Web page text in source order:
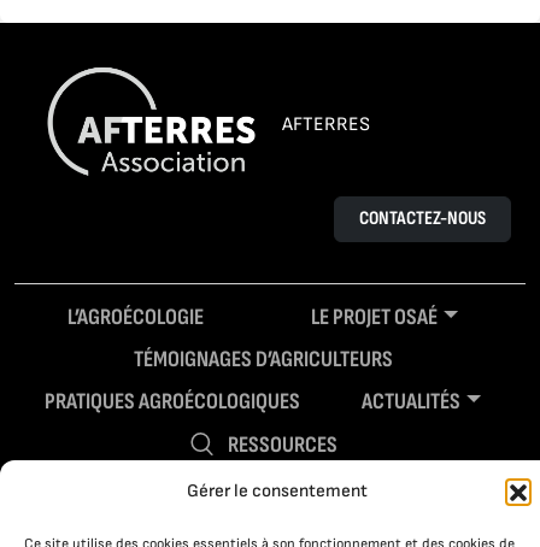
Gérer le consentement
AFTERRES
CONTACTEZ-NOUS
L’AGROÉCOLOGIE
LE PROJET OSAÉ
TÉMOIGNAGES D’AGRICULTEURS
PRATIQUES AGROÉCOLOGIQUES
ACTUALITÉS
RESSOURCES